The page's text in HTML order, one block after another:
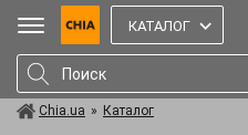
КАТАЛОГ
Chia.ua » Каталог